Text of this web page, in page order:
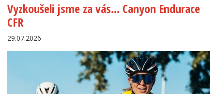
Vyzkoušeli jsme za vás… Canyon Endurace
CFR
29.07.2026